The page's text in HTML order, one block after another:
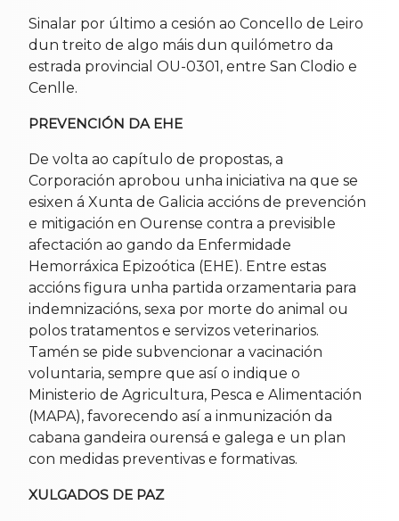
Sinalar por último a cesión ao Concello de Leiro
dun treito de algo máis dun quilómetro da
estrada provincial OU-0301, entre San Clodio e
Cenlle.
PREVENCIÓN DA EHE
De volta ao capítulo de propostas, a
Corporación aprobou unha iniciativa na que se
esixen á Xunta de Galicia accións de prevención
e mitigación en Ourense contra a previsible
afectación ao gando da Enfermidade
Hemorráxica Epizoótica (EHE). Entre estas
accións figura unha partida orzamentaria para
indemnizacións, sexa por morte do animal ou
polos tratamentos e servizos veterinarios.
Tamén se pide subvencionar a vacinación
voluntaria, sempre que así o indique o
Ministerio de Agricultura, Pesca e Alimentación
(MAPA), favorecendo así a inmunización da
cabana gandeira ourensá e galega e un plan
con medidas preventivas e formativas.
XULGADOS DE PAZ